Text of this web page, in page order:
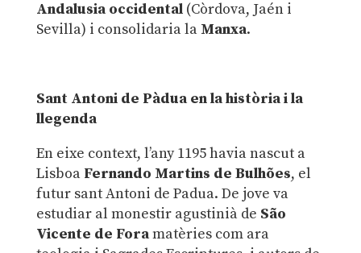
Andalusia occidental(Còrdova, Jaén i
Sevilla) i consolidaria la Manxa.
Sant Antoni de Pàdua en la història i la
llegenda
En eixe context, l’any 1195 havia nascut a
Lisboa Fernando Martins de Bulhões, el
futur sant Antoni de Padua. De jove va
estudiar al monestir agustinià de São
Vicente de Foramatèries com ara